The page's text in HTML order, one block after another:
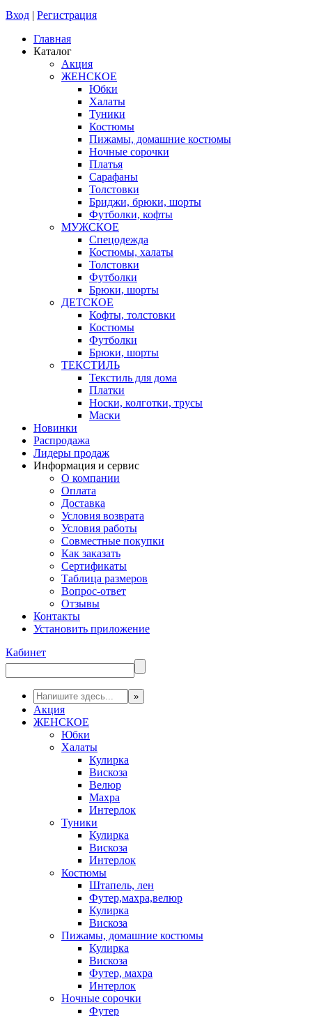
Вход | Регистрация
Главная
Каталог
Акция
ЖЕНСКОЕ
Юбки
Халаты
Туники
Костюмы
Пижамы, домашние костюмы
Ночные сорочки
Платья
Сарафаны
Толстовки
Бриджи, брюки, шорты
Футболки, кофты
МУЖСКОЕ
Спецодежда
Костюмы, халаты
Толстовки
Футболки
Брюки, шорты
ДЕТСКОЕ
Кофты, толстовки
Костюмы
Футболки
Брюки, шорты
ТЕКСТИЛЬ
Текстиль для дома
Платки
Носки, колготки, трусы
Маски
Новинки
Распродажа
Лидеры продаж
Информация и сервис
О компании
Оплата
Доставка
Условия возврата
Условия работы
Совместные покупки
Как заказать
Сертификаты
Таблица размеров
Вопрос-ответ
Отзывы
Контакты
Установить приложение
Кабинет
Акция
ЖЕНСКОЕ
Юбки
Халаты
Кулирка
Вискоза
Велюр
Махра
Интерлок
Туники
Кулирка
Вискоза
Интерлок
Костюмы
Штапель, лен
Футер,махра,велюр
Кулирка
Вискоза
Пижамы, домашние костюмы
Кулирка
Вискоза
Футер, махра
Интерлок
Ночные сорочки
Футер